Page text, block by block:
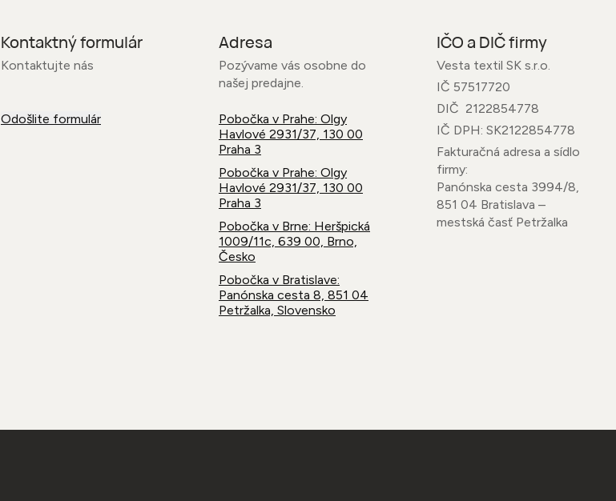
Kontaktný formulár
Kontaktujte nás
Odošlite formulár
Adresa
Pozývame vás osobne do
našej predajne.
Pobočka v Prahe: Olgy
Havlové 2931/37, 130 00
Praha 3
Pobočka v Prahe: Olgy
Havlové 2931/37, 130 00
Praha 3
Pobočka v Brne: Heršpická
1009/11c, 639 00, Brno,
Česko
Pobočka v Bratislave:
Panónska cesta 8, 851 04
Petržalka, Slovensko
IČO a DIČ firmy
Vesta textil SK s.r.o.
IČ 57517720
DIČ 2122854778
IČ DPH: SK2122854778
Fakturačná adresa a sídlo
firmy:
Panónska cesta 3994/8,
851 04 Bratislava –
mestská časť Petržalka